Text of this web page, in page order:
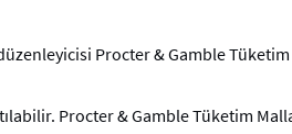
Procter & Gamble
Procter & Gamble Tüketim